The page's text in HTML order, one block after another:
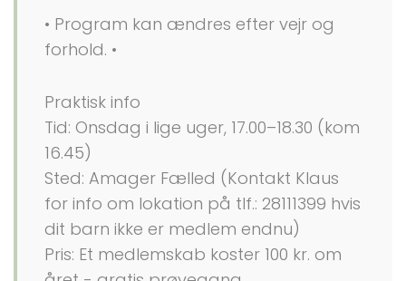
• Program kan ændres efter vejr og
forhold. •
Praktisk info
Tid: Onsdag i lige uger, 17.00–18.30 (kom
16.45)
Sted: Amager Fælled (Kontakt Klaus
for info om lokation på tlf.: 28111399 hvis
dit barn ikke er medlem endnu)
Pris: Et medlemskab koster 100 kr. om